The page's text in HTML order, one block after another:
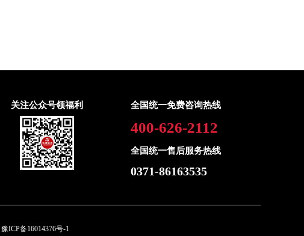
关注公众号领福利 全国统一免费咨询热线
400-626-2112
全国统一售后服务热线
0371-86163535
豫ICP备16014376号-1